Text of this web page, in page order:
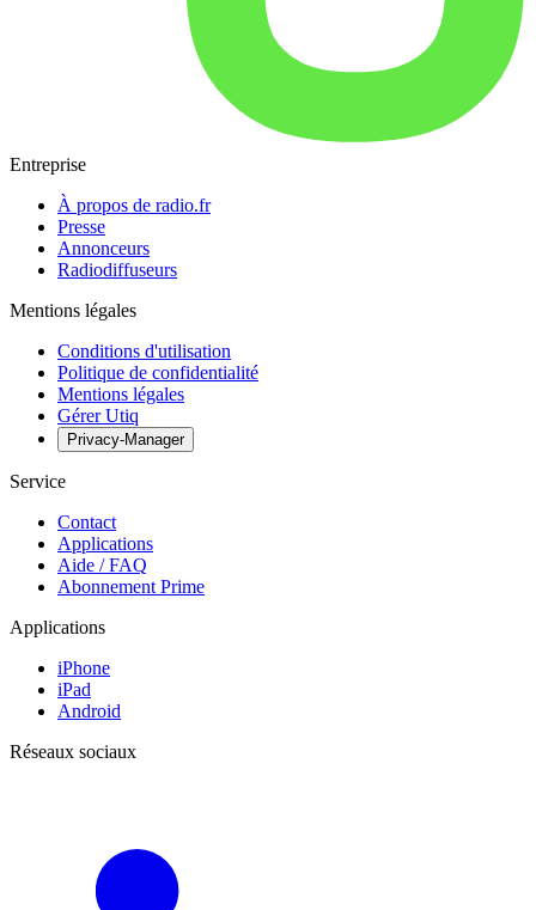
Entreprise
À propos de radio.fr
Presse
Annonceurs
Radiodiffuseurs
Mentions légales
Conditions d'utilisation
Politique de confidentialité
Mentions légales
Gérer Utiq
Privacy-Manager
Service
Contact
Applications
Aide / FAQ
Abonnement Prime
Applications
iPhone
iPad
Android
Réseaux sociaux